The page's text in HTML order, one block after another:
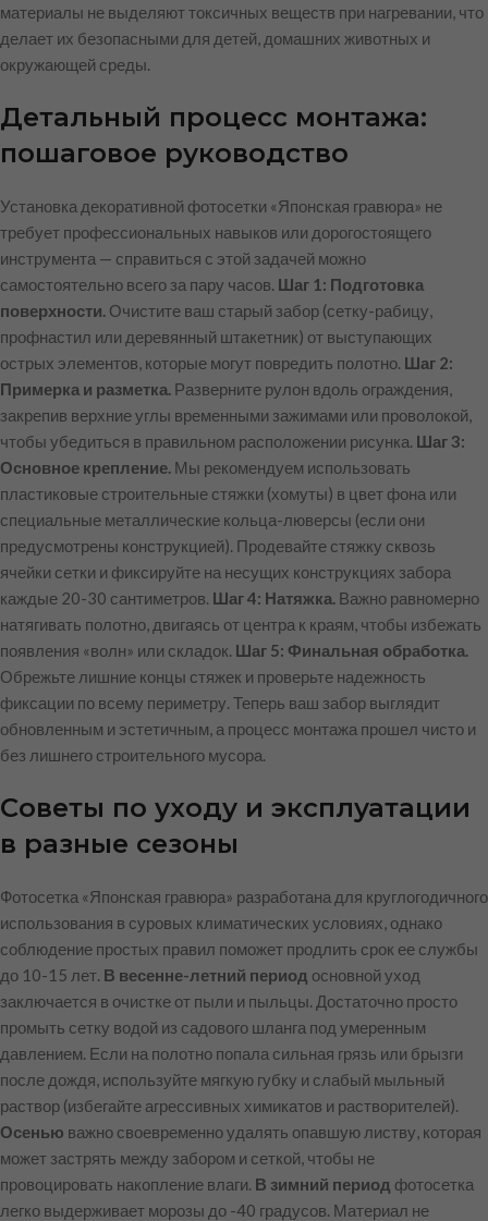
материалы не выделяют токсичных веществ при нагревании, что
делает их безопасными для детей, домашних животных и
окружающей среды.
Детальный процесс монтажа:
пошаговое руководство
Установка декоративной фотосетки «Японская гравюра» не
требует профессиональных навыков или дорогостоящего
инструмента — справиться с этой задачей можно
самостоятельно всего за пару часов. Шаг 1: Подготовка
поверхности. Очистите ваш старый забор (сетку-рабицу,
профнастил или деревянный штакетник) от выступающих
острых элементов, которые могут повредить полотно. Шаг 2:
Примерка и разметка. Разверните рулон вдоль ограждения,
закрепив верхние углы временными зажимами или проволокой,
чтобы убедиться в правильном расположении рисунка. Шаг 3:
Основное крепление. Мы рекомендуем использовать
пластиковые строительные стяжки (хомуты) в цвет фона или
специальные металлические кольца-люверсы (если они
предусмотрены конструкцией). Продевайте стяжку сквозь
ячейки сетки и фиксируйте на несущих конструкциях забора
каждые 20-30 сантиметров. Шаг 4: Натяжка. Важно равномерно
натягивать полотно, двигаясь от центра к краям, чтобы избежать
появления «волн» или складок. Шаг 5: Финальная обработка.
Обрежьте лишние концы стяжек и проверьте надежность
фиксации по всему периметру. Теперь ваш забор выглядит
обновленным и эстетичным, а процесс монтажа прошел чисто и
без лишнего строительного мусора.
Советы по уходу и эксплуатации
в разные сезоны
Фотосетка «Японская гравюра» разработана для круглогодичного
использования в суровых климатических условиях, однако
соблюдение простых правил поможет продлить срок ее службы
до 10-15 лет. В весенне-летний период основной уход
заключается в очистке от пыли и пыльцы. Достаточно просто
промыть сетку водой из садового шланга под умеренным
давлением. Если на полотно попала сильная грязь или брызги
после дождя, используйте мягкую губку и слабый мыльный
раствор (избегайте агрессивных химикатов и растворителей).
Осенью важно своевременно удалять опавшую листву, которая
может застрять между забором и сеткой, чтобы не
провоцировать накопление влаги. В зимний период фотосетка
легко выдерживает морозы до -40 градусов. Материал не